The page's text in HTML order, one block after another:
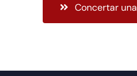
Concertar